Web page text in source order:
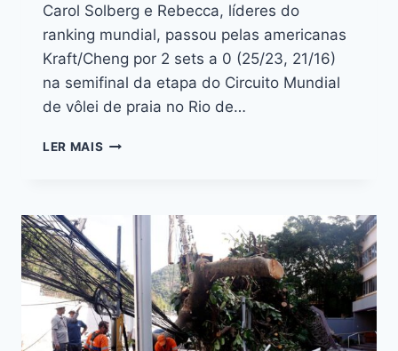
Carol Solberg e Rebecca, líderes do
ranking mundial, passou pelas americanas
Kraft/Cheng por 2 sets a 0 (25/23, 21/16)
na semifinal da etapa do Circuito Mundial
de vôlei de praia no Rio de…
LER MAIS